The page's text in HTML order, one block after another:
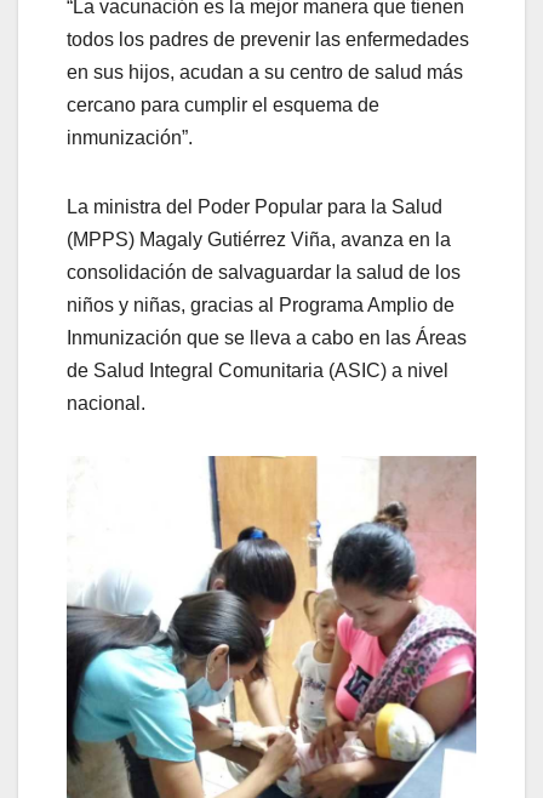
“La vacunación es la mejor manera que tienen
todos los padres de prevenir las enfermedades
en sus hijos, acudan a su centro de salud más
cercano para cumplir el esquema de
inmunización”.
La ministra del Poder Popular para la Salud
(MPPS) Magaly Gutiérrez Viña, avanza en la
consolidación de salvaguardar la salud de los
niños y niñas, gracias al Programa Amplio de
Inmunización que se lleva a cabo en las Áreas
de Salud Integral Comunitaria (ASIC) a nivel
nacional.